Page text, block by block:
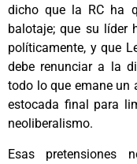
dicho que la RC ha
balotaje; que su líder
políticamente, y que
debe renunciar a la
todo lo que emane un
estocada final para
neoliberalismo.
Esas pretensiones